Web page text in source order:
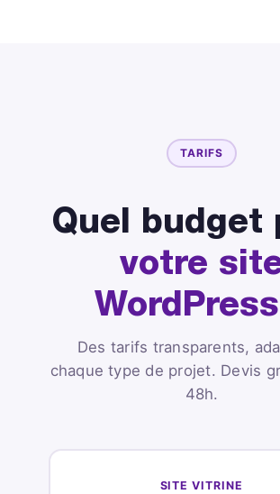
TARIFS
Quel budget
votre
WordPress
Des tarifs transparents,
chaque type de projet. Devis
48h.
SITE VITRINE